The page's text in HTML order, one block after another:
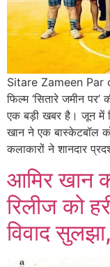
Sitare Zameen Par
फिल्म ‘सितारे जमीन
एक बड़ी खबर है। जून में
खान ने एक बास्केटबॉल
कलाकारों ने शानदार
आमिर खान
रिलीज को
विवाद